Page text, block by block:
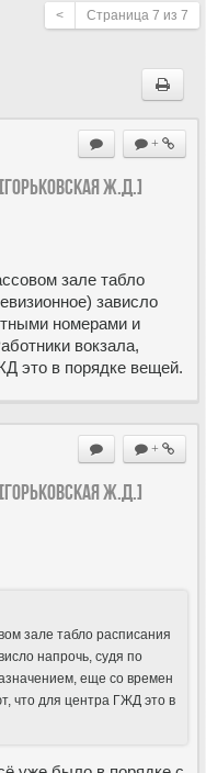
< Страница 7 из 7
+
ж.д.]
зале табло
зависло
номерами и
вокзала,
это в порядке вещей.
+
ж.д.]
зале табло расписания
напрочь, судя по
еще со времен
что для центра ГЖД это в